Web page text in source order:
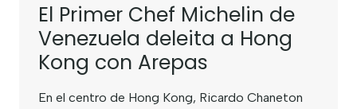
El Primer Chef Michelin de
Venezuela deleita a Hong
Kong con Arepas
En el centro de Hong Kong, Ricardo Chaneton